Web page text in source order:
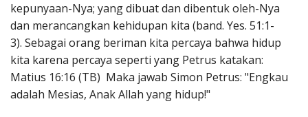
kepunyaan-Nya; yang dibuat dan dibentuk oleh-Nya
dan merancangkan kehidupan kita (band. Yes. 51:1-
3). Sebagai orang beriman kita percaya bahwa hidup
kita karena percaya seperti yang Petrus katakan:
Matius 16:16 (TB) Maka jawab Simon Petrus: "Engkau
adalah Mesias, Anak Allah yang hidup!"